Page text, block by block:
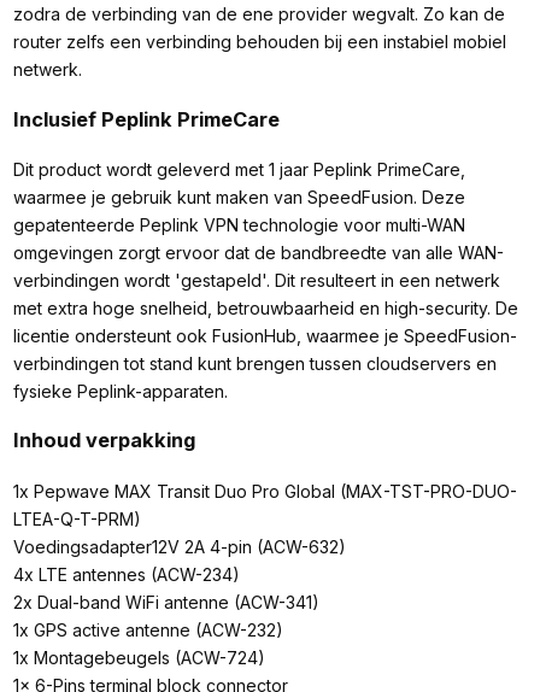
zodra de verbinding van de ene provider wegvalt. Zo kan de
router zelfs een verbinding behouden bij een instabiel mobiel
netwerk.
Inclusief Peplink PrimeCare
Dit product wordt geleverd met 1 jaar Peplink PrimeCare,
waarmee je gebruik kunt maken van SpeedFusion. Deze
gepatenteerde Peplink VPN technologie voor multi-WAN
omgevingen zorgt ervoor dat de bandbreedte van alle WAN-
verbindingen wordt 'gestapeld'. Dit resulteert in een netwerk
met extra hoge snelheid, betrouwbaarheid en high-security. De
licentie ondersteunt ook FusionHub, waarmee je SpeedFusion-
verbindingen tot stand kunt brengen tussen cloudservers en
fysieke Peplink-apparaten.
Inhoud verpakking
1x Pepwave MAX Transit Duo Pro Global (MAX-TST-PRO-DUO-
LTEA-Q-T-PRM)
Voedingsadapter12V 2A 4-pin (ACW-632)
4x LTE antennes (ACW-234)
2x Dual-band WiFi antenne (ACW-341)
1x GPS active antenne (ACW-232)
1x Montagebeugels (ACW-724)
1x 6-Pins terminal block connector